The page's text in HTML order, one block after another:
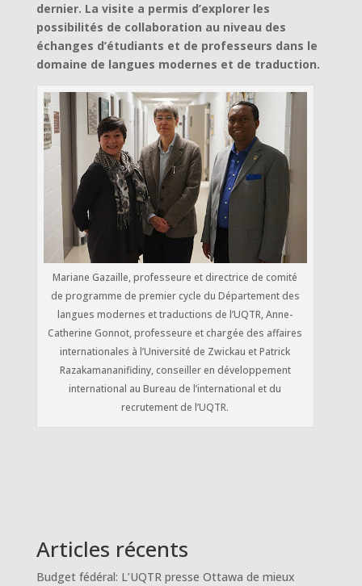
dernier. La visite a permis d’explorer les
possibilités de collaboration au niveau des
échanges d’étudiants et de professeurs dans le
domaine de langues modernes et de traduction.
Mariane Gazaille, professeure et directrice de comité
de programme de premier cycle du Département des
langues modernes et traductions de l’UQTR, Anne-
Catherine Gonnot, professeure et chargée des affaires
internationales à l’Université de Zwickau et Patrick
Razakamananifidiny, conseiller en développement
international au Bureau de l’international et du
recrutement de l’UQTR.
Articles récents
Budget fédéral: L’UQTR presse Ottawa de mieux